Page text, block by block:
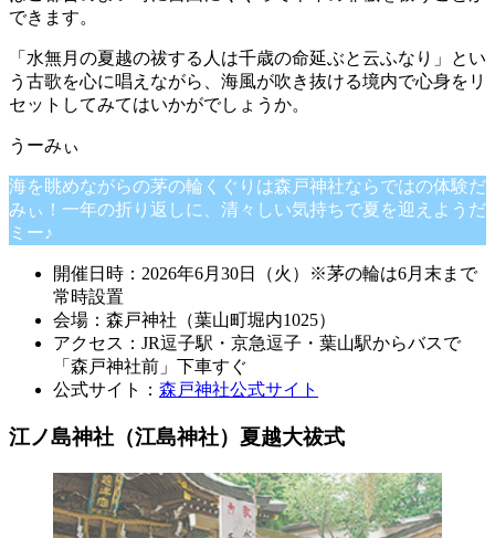
できます。
「水無月の夏越の祓する人は千歳の命延ぶと云ふなり」とい
う古歌を心に唱えながら、海風が吹き抜ける境内で心身をリ
セットしてみてはいかがでしょうか。
海を眺めながらの茅の輪くぐりは森戸神社ならではの体験だ
みぃ！一年の折り返しに、清々しい気持ちで夏を迎えようだ
ミー♪
開催日時：2026年6月30日（火）※茅の輪は6月末まで
常時設置
会場：森戸神社（葉山町堀内1025）
アクセス：JR逗子駅・京急逗子・葉山駅からバスで
「森戸神社前」下車すぐ
公式サイト： 森戸神社公式サイト
江ノ島神社（江島神社）夏越大祓式